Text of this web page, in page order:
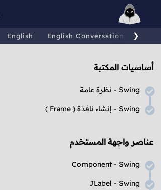
English English Conversations ❯
أساسيات المكتبة
Swing - نظرة عامة
Swing - إنشاء نافذة ( Frame )
عناصر واجهة المستخدم
Component - Swing
JLabel - Swing